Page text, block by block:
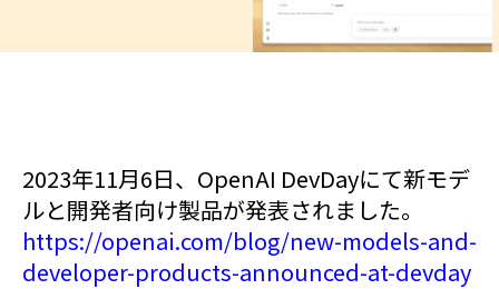
2023年11月6日、OpenAI DevDayにて新モデ
ルと開発者向け製品が発表されました。
https://openai.com/blog/new-models-and-
developer-products-announced-at-devday